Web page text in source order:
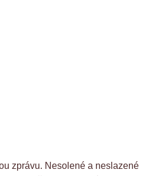
zprávu. Nesolené a neslazené